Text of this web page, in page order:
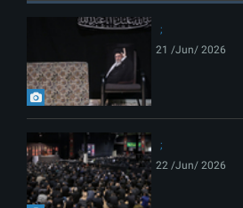
21 /Jun/ 2026
22 /Jun/ 2026